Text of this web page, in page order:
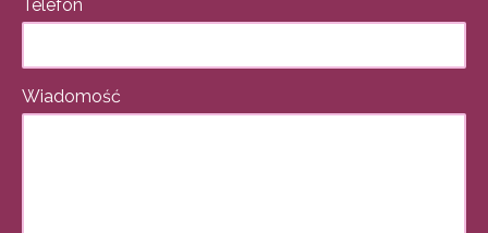
Telefon
Wiadomość